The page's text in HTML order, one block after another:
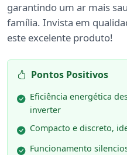
garantindo um ar mais
família. Invista em
este excelente produto!
Pontos Positivos
Eficiência energética
inverter
Compacto e discreto,
Funcionamento